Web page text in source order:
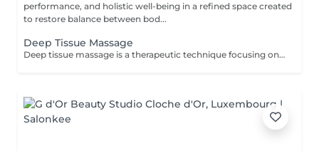
performance, and holistic well-being in a refined space created
to restore balance between bod...
Deep Tissue Massage
Deep tissue massage is a therapeutic technique focusing on the deeper layers of muscle and connective tissue, using slow, firm strokes and direct pressure to relieve chronic tension and stubborn "knots". It is highly targeted, aiming to break down adhesions (rigid tissue) and improve mobility, rather than for general relaxation Key Aspects of Deep Tissue Massage: Techniques: Therapists use fingers, thumbs, knuckles, and elbows for deep pressure. Targeted Areas: Commonly focuses on chronic pain areas such as the neck, low back, and shoulders .Benefits: Reduces chronic pain, reduces inflammation, helps with posture, and breaks up scar tissue. Difference from Swedish: Unlike this beginner's guide to deep tissue massage, it is more intense and focused on deep layers. What to expect: It is common to feel slightly tender afterward;learn what to expect during your first deep tissue session.